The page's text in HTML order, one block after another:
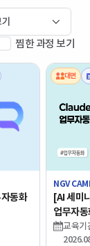
찜한 과정 보기
동화
대면
NGV
[AI 세미
업무자
교육기